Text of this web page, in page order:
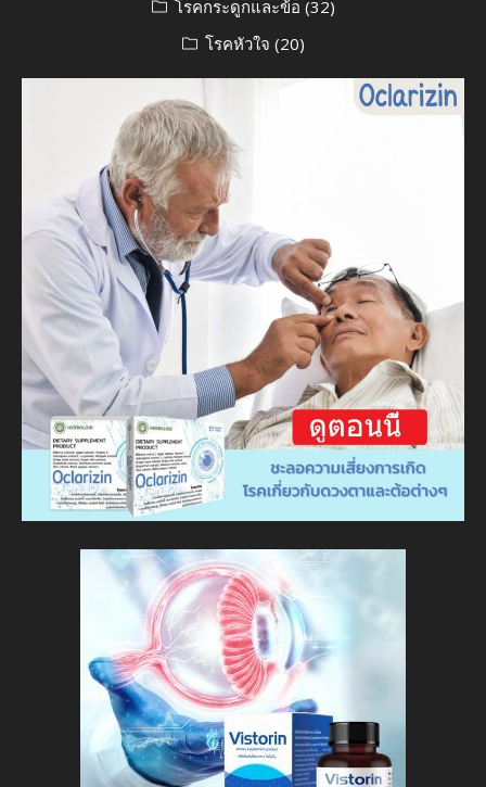
โรคกระดูกและข้อ (32)
โรคหัวใจ (20)